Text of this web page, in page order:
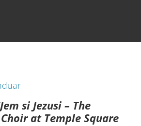
si Jezusi – The
at Temple Square